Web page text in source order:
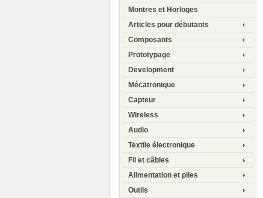
Montres et Horloges
Articles pour débutants
Composants
Prototypage
Development
Mécatronique
Capteur
Wireless
Audio
Textile électronique
Fil et câbles
Alimentation et piles
Outils